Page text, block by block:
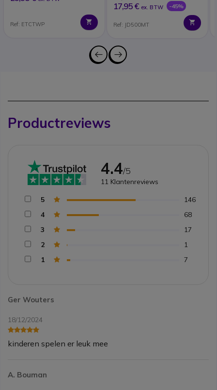
Ref: ETCTWP
17,95 € ex. BTW -45%
Ref: JD500MT
Productreviews
Ger Wouters
18/12/2024
kinderen spelen er leuk mee
A. Bouman
4.4/5
11 Klantenreviews
5
146
4
68
3
17
2
1
1
7